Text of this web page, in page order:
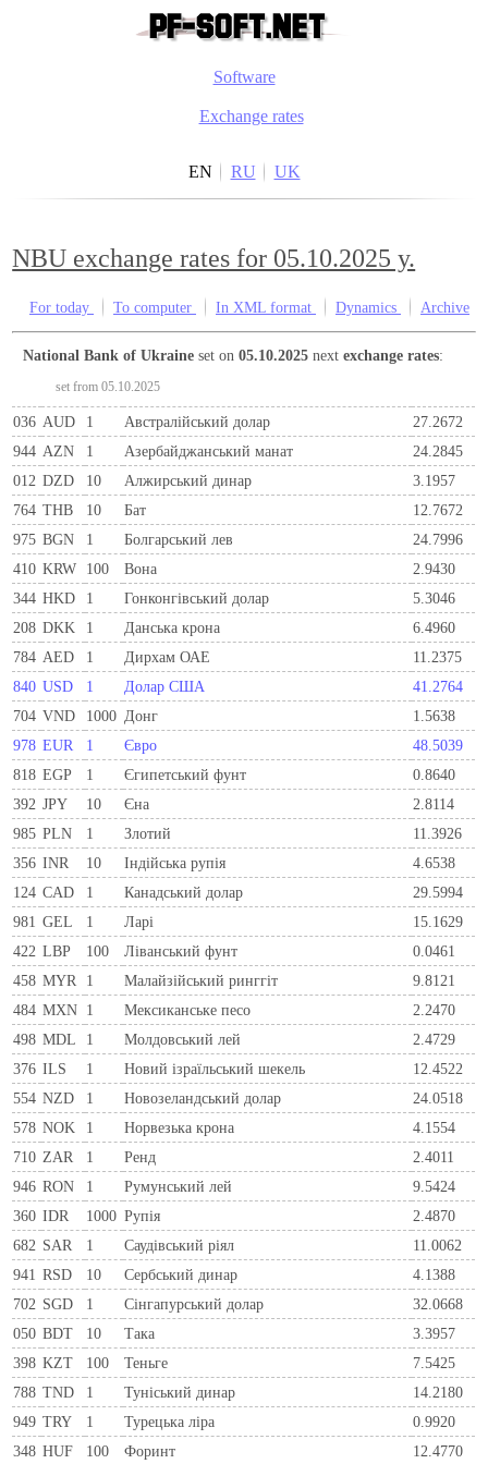
Software
Exchange rates
EN RU UK
NBU exchange rates for 05.10.2025 y.
For today To computer In XML format Dynamics Archive
National Bank of Ukraine set on05.10.2025 nextexchange rates:
set from 05.10.2025
036 AUD 1 Австралійський долар
27.2672
944 AZN 1 Азербайджанський манат
24.2845
012 DZD 10 Алжирський динар
3.1957
764 THB 10 Бат
12.7672
975 BGN 1 Болгарський лев
24.7996
410 KRW 100 Вона
2.9430
344 HKD 1 Гонконгівський долар
5.3046
208 DKK 1 Данська крона
6.4960
784 AED 1 Дирхам ОАЕ
11.2375
840 USD 1 Долар США
41.2764
704 VND 1000 Донг
1.5638
978 EUR 1 Євро
48.5039
818 EGP 1 Єгипетський фунт
0.8640
392 JPY 10 Єна
2.8114
985 PLN 1 Злотий
11.3926
356 INR 10 Індійська рупія
4.6538
124 CAD 1 Канадський долар
29.5994
981 GEL 1 Ларi
15.1629
422 LBP 100 Ліванський фунт
0.0461
458 MYR 1 Малайзійський ринггіт
9.8121
484 MXN 1 Мексиканське песо
2.2470
498 MDL 1 Молдовський лей
2.4729
376 ILS 1 Новий ізраїльський шекель
12.4522
554 NZD 1 Новозеландський долар
24.0518
578 NOK 1 Норвезька крона
4.1554
710 ZAR 1 Ренд
2.4011
946 RON 1 Румунський лей
9.5424
360 IDR 1000 Рупія
2.4870
682 SAR 1 Саудівський ріял
11.0062
941 RSD 10 Сербський динар
4.1388
702 SGD 1 Сінгапурський долар
32.0668
050 BDT 10 Така
3.3957
398 KZT 100 Теньге
7.5425
788 TND 1 Туніський динар
14.2180
949 TRY 1 Турецька ліра
0.9920
348 HUF 100 Форинт 12.4770